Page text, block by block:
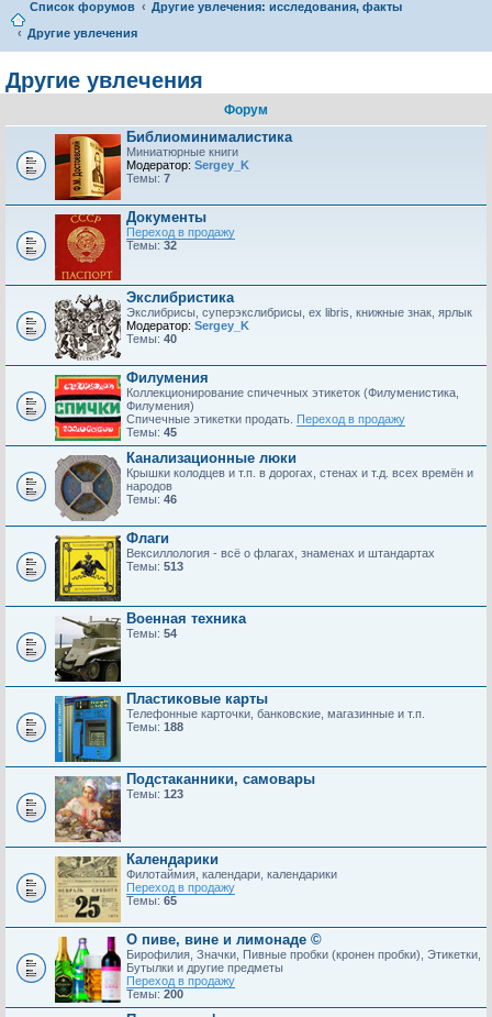
Список форумов
Другие увлечения: исследования, факты
Другие увлечения
Другие увлечения
Форум
Библиоминималистика
Миниатюрные книги
Модератор: Sergey_K
Темы: 7
Документы
Переход в продажу
Темы: 32
Экслибристика
Экслибрисы, суперэкслибрисы, ex libris, книжные знак, ярлык
Модератор: Sergey_K
Темы: 40
Филумения
Коллекционирование спичечных этикеток (Филуменистика,
Филумения)
Спичечные этикетки продать. Переход в продажу
Темы: 45
Канализационные люки
Крышки колодцев и т.п. в дорогах, стенах и т.д. всех времён и
народов
Темы: 46
Флаги
Вексиллология - всё о флагах, знаменах и штандартах
Темы: 513
Военная техника
Темы: 54
Пластиковые карты
Телефонные карточки, банковские, магазинные и т.п.
Темы: 188
Подстаканники, самовары
Темы: 123
Календарики
Филотаймия, календари, календарики
Переход в продажу
Темы: 65
О пиве, вине и лимонаде ©
Бирофилия, Значки, Пивные пробки (кронен пробки), Этикетки,
Бутылки и другие предметы
Переход в продажу
Темы: 200